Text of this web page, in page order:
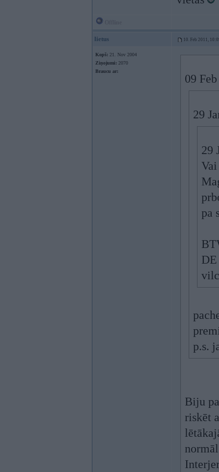
lietus 10. Feb 2011,
Kopš: 21. Nov 2004
Ziņojumi: 2070
Braucu ar:
09
29
29
pa
p.s.
Biju
riskēt